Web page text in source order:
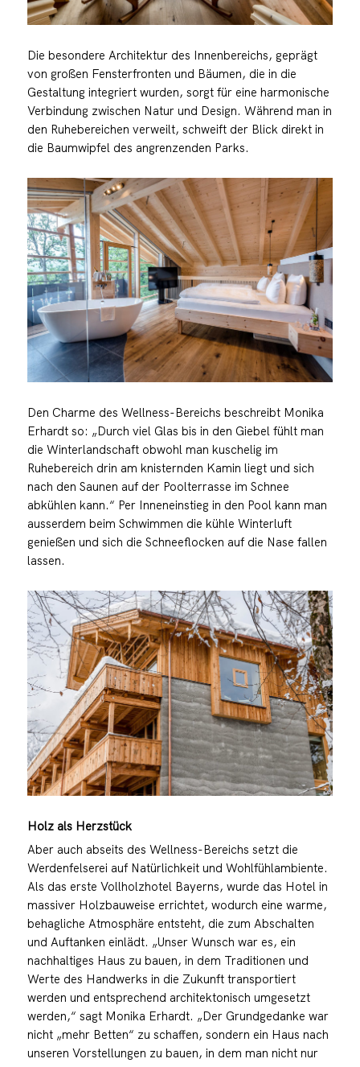
Die besondere Architektur des Innenbereichs, geprägt
von großen Fensterfronten und Bäumen, die in die
Gestaltung integriert wurden, sorgt für eine harmonische
Verbindung zwischen Natur und Design. Während man in
den Ruhebereichen verweilt, schweift der Blick direkt in
die Baumwipfel des angrenzenden Parks.
Den Charme des Wellness-Bereichs beschreibt Monika
Erhardt so: „Durch viel Glas bis in den Giebel fühlt man
die Winterlandschaft obwohl man kuschelig im
Ruhebereich drin am knisternden Kamin liegt und sich
nach den Saunen auf der Poolterrasse im Schnee
abkühlen kann.“ Per Inneneinstieg in den Pool kann man
ausserdem beim Schwimmen die kühle Winterluft
genießen und sich die Schneeflocken auf die Nase fallen
lassen.
Holz als Herzstück
Aber auch abseits des Wellness-Bereichs setzt die
Werdenfelserei auf Natürlichkeit und Wohlfühlambiente.
Als das erste Vollholzhotel Bayerns, wurde das Hotel in
massiver Holzbauweise errichtet, wodurch eine warme,
behagliche Atmosphäre entsteht, die zum Abschalten
und Auftanken einlädt. „Unser Wunsch war es, ein
nachhaltiges Haus zu bauen, in dem Traditionen und
Werte des Handwerks in die Zukunft transportiert
werden und entsprechend architektonisch umgesetzt
werden,“ sagt Monika Erhardt. „Der Grundgedanke war
nicht „mehr Betten“ zu schaffen, sondern ein Haus nach
unseren Vorstellungen zu bauen, in dem man nicht nur